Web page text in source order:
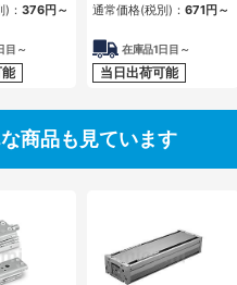
： 376円～
目～
通常価格(税別)： 671円～
在庫品1日目～
当日出荷可能
商品も見ています